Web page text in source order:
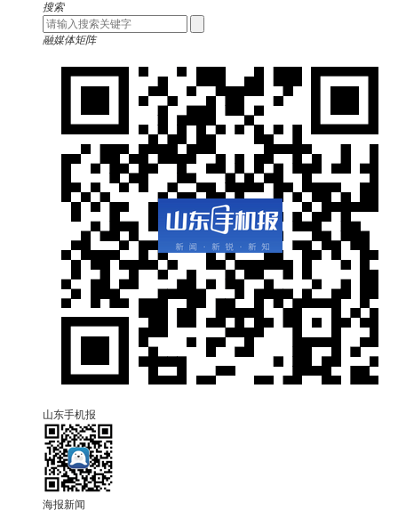
搜索
融媒体矩阵
山东手机报
海报新闻